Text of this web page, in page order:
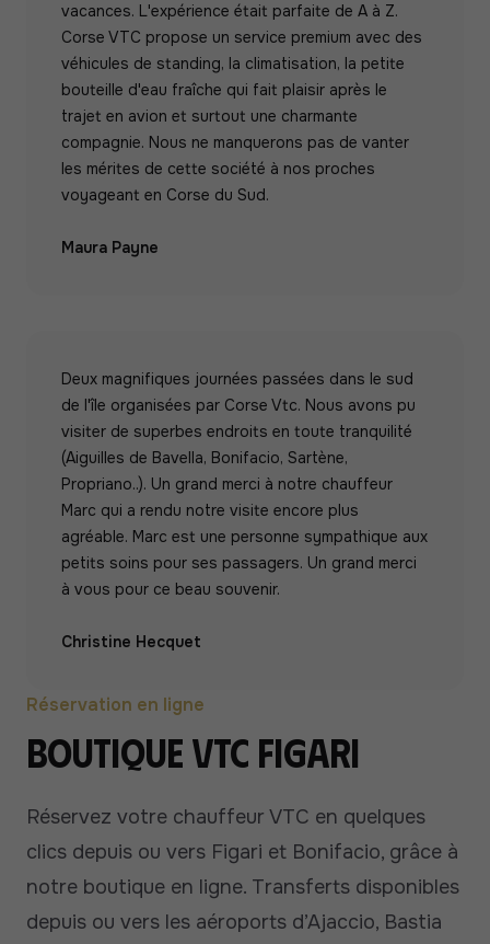
vacances. L'expérience était parfaite de A à Z.
Corse VTC propose un service premium avec des
véhicules de standing, la climatisation, la petite
bouteille d'eau fraîche qui fait plaisir après le
trajet en avion et surtout une charmante
compagnie. Nous ne manquerons pas de vanter
les mérites de cette société à nos proches
voyageant en Corse du Sud.
Maura Payne
Deux magnifiques journées passées dans le sud
de l'île organisées par Corse Vtc. Nous avons pu
visiter de superbes endroits en toute tranquilité
(Aiguilles de Bavella, Bonifacio, Sartène,
Propriano..). Un grand merci à notre chauffeur
Marc qui a rendu notre visite encore plus
agréable. Marc est une personne sympathique aux
petits soins pour ses passagers. Un grand merci
à vous pour ce beau souvenir.
Christine Hecquet
Réservation en ligne
Boutique VTC Figari
Réservez votre chauffeur VTC en quelques
clics depuis ou vers Figari et Bonifacio, grâce à
notre boutique en ligne. Transferts disponibles
depuis ou vers les aéroports d’Ajaccio, Bastia